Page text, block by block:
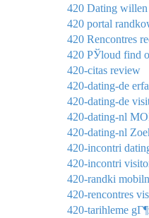
420 Dating willen
420 portal
420 Rencontres
420 РЎloud find
420-citas review
420-dating-de
420-dating-de
420-dating-nl
420-dating-nl
420-incontri
420-incontri
420-randki
420-rencontres
420-tarihleme